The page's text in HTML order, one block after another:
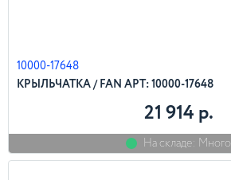
10000-17648
КРЫЛЬЧАТКА / FAN АРТ: 10000-17648
21 914 р.
На складе: Много